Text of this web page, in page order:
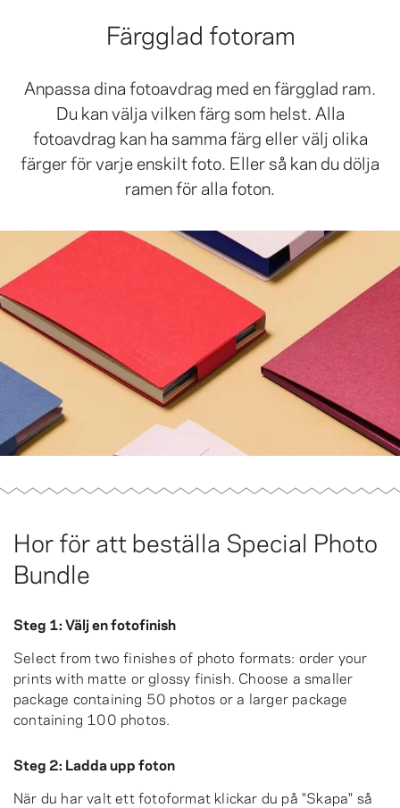
Färgglad fotoram
Anpassa dina fotoavdrag med en färgglad ram.
Du kan välja vilken färg som helst. Alla
fotoavdrag kan ha samma färg eller välj olika
färger för varje enskilt foto. Eller så kan du dölja
ramen för alla foton.
Hor för att beställa Special Photo
Bundle
Steg 1: Välj en fotofinish
Select from two finishes of photo formats: order your
prints with matte or glossy finish. Choose a smaller
package containing 50 photos or a larger package
containing 100 photos.
Steg 2: Ladda upp foton
När du har valt ett fotoformat klickar du på "Skapa" så